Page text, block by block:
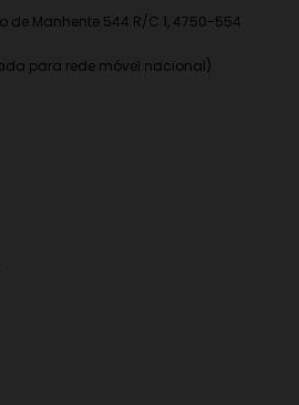
de Manhente 544 R/C 1, 4750-554
para rede móvel nacional)